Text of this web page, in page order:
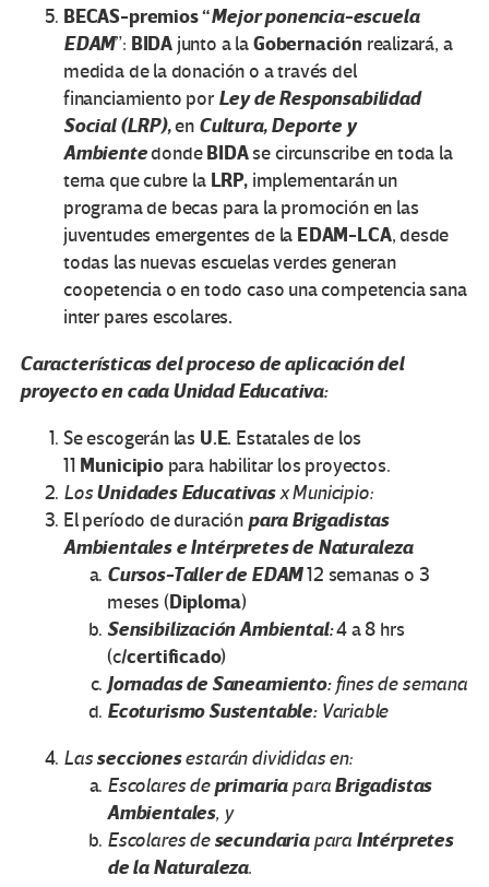
BECAS-premios “Mejor ponencia-escuela
EDAM”: BIDA junto a laGobernación realizará, a
medida de la donación o a través del
financiamiento por Ley de Responsabilidad
Social (LRP),en Cultura, Deporte y
AmbientedondeBIDAse circunscribe en toda la
terna que cubre la LRP, implementarán un
programa de becas para la promoción en las
juventudes emergentes de la EDAM-LCA, desde
todas las nuevas escuelas verdes generan
coopetencia o en todo caso una competencia sana
inter pares escolares.
Características del proceso de aplicación del
proyecto en cada Unidad Educativa:
Se escogerán las U.E. Estatales de los
11 Municipio para habilitar los proyectos.
LosUnidades Educativasx Municipio:
El período de duración para Brigadistas
Ambientales e Intérpretes de Naturaleza
Cursos-Taller de EDAM12 semanas o 3
meses (Diploma)
Sensibilización Ambiental:4 a 8 hrs
(c/certificado)
Jornadas de Saneamiento:fines de semana
Ecoturismo Sustentable:Variable
Lasseccionesestarán divididas en:
Escolares deprimariaparaBrigadistas
Ambientales, y
Escolares desecundariapara Intérpretes
de la Naturaleza.